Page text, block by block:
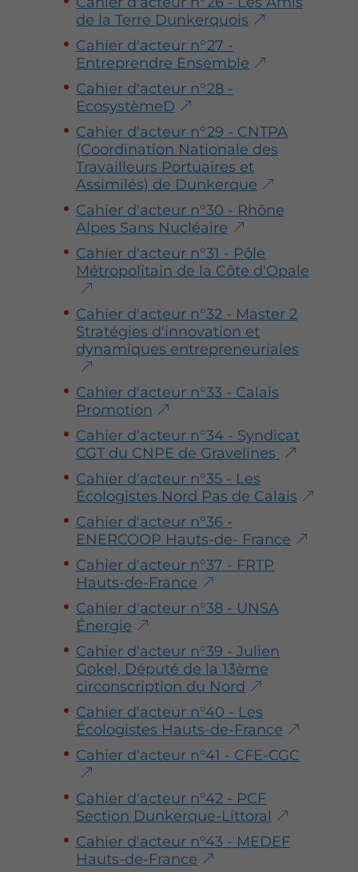
de la Terre Dunkerquois
Cahier d'acteur n°27 -
Entreprendre Ensemble
Cahier d'acteur n°28 -
EcosystèmeD
Cahier d'acteur n°29 - CNTPA
(Coordination Nationale des
Travailleurs Portuaires et
Assimilés) de Dunkerque
Cahier d'acteur n°30 - Rhône
Alpes Sans Nucléaire
Cahier d'acteur n°31 - Pôle
Métropolitain de la Côte d'Opale
Cahier d'acteur n°32 - Master 2
Stratégies d'innovation et
dynamiques entrepreneuriales
Cahier d'acteur n°33 - Calais
Promotion
Cahier d'acteur n°34 - Syndicat
CGT du CNPE de Gravelines
Cahier d'acteur n°35 - Les
Écologistes Nord Pas de Calais
Cahier d'acteur n°36 -
ENERCOOP Hauts-de- France
Cahier d'acteur n°37 - FRTP
Hauts-de-France
Cahier d'acteur n°38 - UNSA
Énergie
Cahier d'acteur n°39 - Julien
Gokel, Député de la 13ème
circonscription du Nord
Cahier d'acteur n°40 - Les
Écologistes Hauts-de-France
Cahier d'acteur n°41 - CFE-CGC
Cahier d'acteur n°42 - PCF
Section Dunkerque-Littoral
Cahier d'acteur n°43 - MEDEF
Hauts-de-France